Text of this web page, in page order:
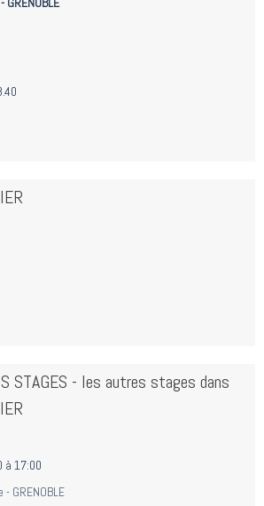
STAGES - les autres stages dans
à 17:00
GRENOBLE